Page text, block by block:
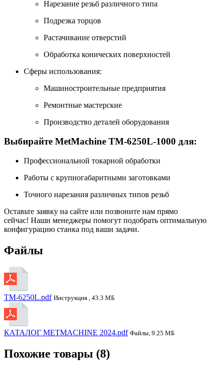
Нарезание резьб различного типа
Подрезка торцов
Растачивание отверстий
Обработка конических поверхностей
Сферы использования:
Машиностроительные предприятия
Ремонтные мастерские
Производство деталей оборудования
Выбирайте MetMachine ТМ-6250L-1000 для:
Профессиональной токарной обработки
Работы с крупногабаритными заготовками
Точного нарезания различных типов резьб
Оставьте заявку на сайте или позвоните нам прямо
сейчас! Наши менеджеры помогут подобрать оптимальную
конфигурацию станка под ваши задачи.
Файлы
TM-6250L.pdf Инструкция , 43.3 МБ
КАТАЛОГ METMACHINE 2024.pdf Файлы, 9.25 МБ
Похожие товары (8)